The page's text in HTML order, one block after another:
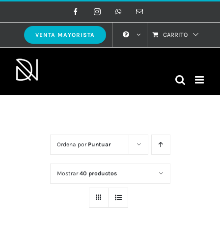
al
contenido
FacebookInstagramWhatsAppCorreo
VENTA MAYORISTA CARRITO
Ordena por Puntuar
Mostrar40 productos